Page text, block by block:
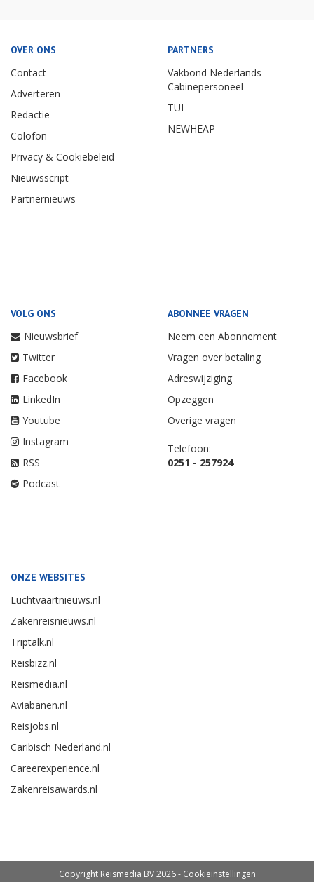
OVER ONS
Contact
Adverteren
Redactie
Colofon
Privacy & Cookiebeleid
Nieuwsscript
Partnernieuws
PARTNERS
Vakbond Nederlands
Cabinepersoneel
TUI
NEWHEAP
VOLG ONS
Nieuwsbrief
Twitter
Facebook
LinkedIn
Youtube
Instagram
RSS
Podcast
ABONNEE VRAGEN
Neem een Abonnement
Vragen over betaling
Adreswijziging
Opzeggen
Overige vragen
Telefoon:
0251 - 257924
ONZE WEBSITES
Luchtvaartnieuws.nl
Zakenreisnieuws.nl
Triptalk.nl
Reisbizz.nl
Reismedia.nl
Aviabanen.nl
Reisjobs.nl
Caribisch Nederland.nl
Careerexperience.nl
Zakenreisawards.nl
Copyright Reismedia BV 2026 - Cookieinstellingen